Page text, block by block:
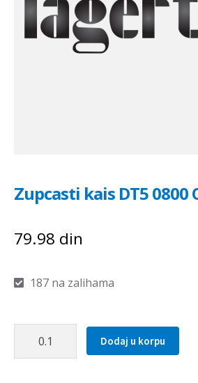
Zupcasti kais DT5
79.98 din
187 na zalihama
Dodaj u korpu